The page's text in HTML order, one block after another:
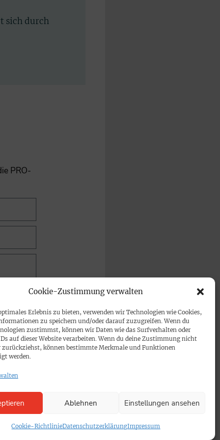
Cookie-Zustimmung verwalten
Erlebnis zu bieten, verwenden wir Technologien wie Cookies,
zu speichern und/oder darauf zuzugreifen. Wenn du
zustimmst, können wir Daten wie das Surfverhalten oder
auf dieser Website verarbeiten. Wenn du deine Zustimmung nicht
zurückziehst, können bestimmte Merkmale und Funktionen
werden.
Ablehnen Einstellungen ansehen
Cookie-RichtlinieDatenschutzerklärungImpressum
sich durch
PRO-